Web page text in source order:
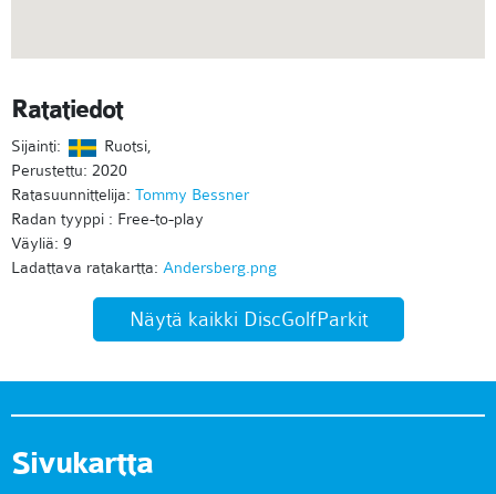
Ratatiedot
Sijainti:
Ruotsi,
Perustettu: 2020
Ratasuunnittelija: Tommy Bessner
Radan tyyppi : Free-to-play
Väyliä: 9
Ladattava ratakartta: Andersberg.png
Näytä kaikki DiscGolfParkit
Sivukartta